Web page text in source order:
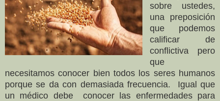
sobre ustedes,
una preposición
que podemos
calificar de
conflictiva pero
que
necesitamos conocer bien todos los seres humanos
porque se da con demasiada frecuencia. Igual que
un médico debe conocer las enfermedades para